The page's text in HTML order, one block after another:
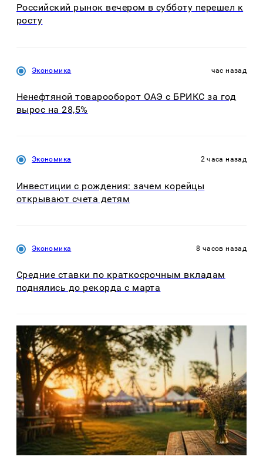
Российский рынок вечером в субботу перешел к
росту
Экономика час назад
Ненефтяной товарооборот ОАЭ с БРИКС за год
вырос на 28,5%
Экономика 2 часа назад
Инвестиции с рождения: зачем корейцы
открывают счета детям
Экономика 8 часов назад
Средние ставки по краткосрочным вкладам
поднялись до рекорда с марта